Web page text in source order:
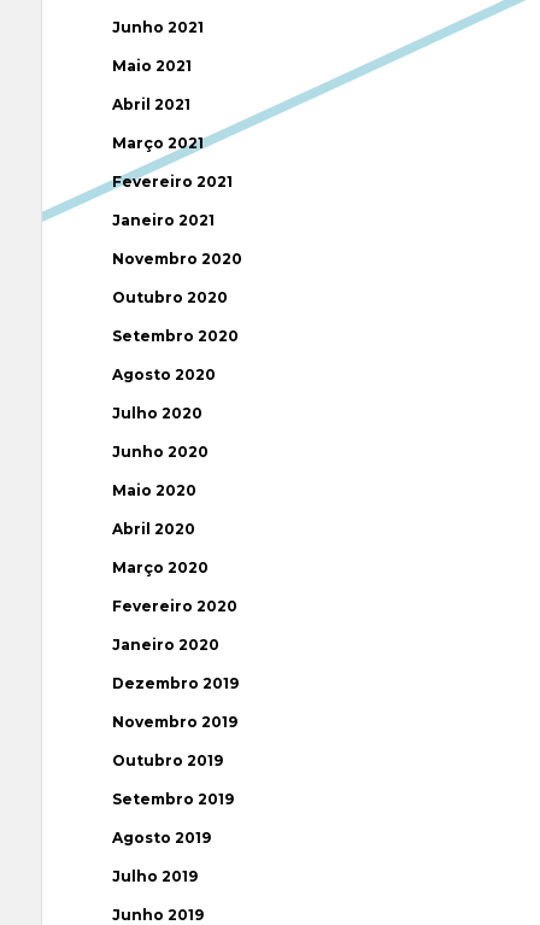
Junho 2021
Maio 2021
Abril 2021
Março 2021
Fevereiro 2021
Janeiro 2021
Novembro 2020
Outubro 2020
Setembro 2020
Agosto 2020
Julho 2020
Junho 2020
Maio 2020
Abril 2020
Março 2020
Fevereiro 2020
Janeiro 2020
Dezembro 2019
Novembro 2019
Outubro 2019
Setembro 2019
Agosto 2019
Julho 2019
Junho 2019